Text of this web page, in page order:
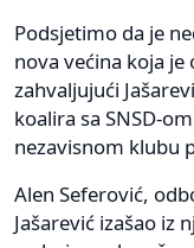
Podsjetimo da je
nova većina koja je
zahvaljujući
koalira sa SNSD-
nezavisnom klubu
Alen Seferović,
Jašarević izašao iz